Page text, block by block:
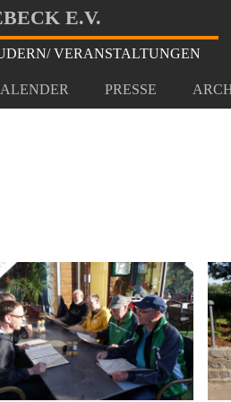
E.V.
VERANSTALTUNGEN
PRESSE